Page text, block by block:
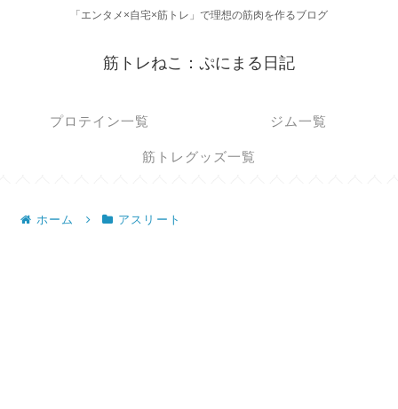
「エンタメ×自宅×筋トレ」で理想の筋肉を作るブログ
筋トレねこ：ぷにまる日記
プロテイン一覧 ジム一覧
筋トレグッズ一覧
ホーム アスリート